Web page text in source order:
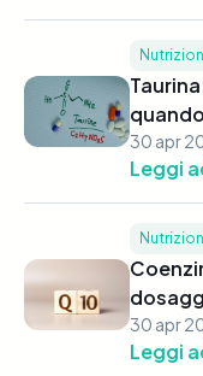
30 apr
Leggi
30 apr
Leggi